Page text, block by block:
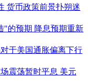
货币政策前景扑朔迷
"的预期 降息预期重新
对于美国通胀偏离下行
震荡暂时平息 美元